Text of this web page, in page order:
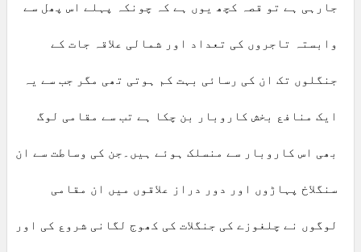
جارہی ہے تو قصہ کچھ یوں ہے کہ چونکہ پہلے اس پھل سے
وابستہ تاجروں کی تعداد اور شمالی علاقہ جات کے
جنگلوں تک ان کی رسائی بہت کم ہوتی تھی مگر جب سے یہ
ایک منافع بخش کاروبار بن چکا ہے تب سے مقامی لوگ
بھی اس کاروبار سے منسلک ہوئے ہیں۔جن کی وساطت سے ان
سنگلاخ پہاڑوں اور دور دراز علاقوں میں ان مقامی
لوگوں نے چلغوزے کی جنگلات کی کھوج لگانی شروع کی اور